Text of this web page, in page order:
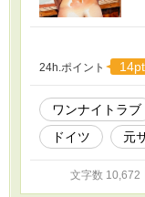
24h.ポイント 14pt
ワンナイトラブ
ドイツ
元
文字数 10,672